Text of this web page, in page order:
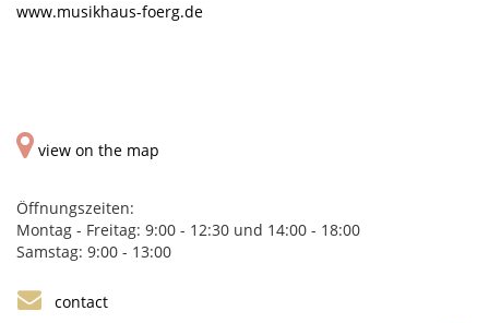
www.musikhaus-foerg.de
view on the map
Öffnungszeiten:
Montag - Freitag: 9:00 - 12:30 und 14:00 - 18:00
Samstag: 9:00 - 13:00
contact